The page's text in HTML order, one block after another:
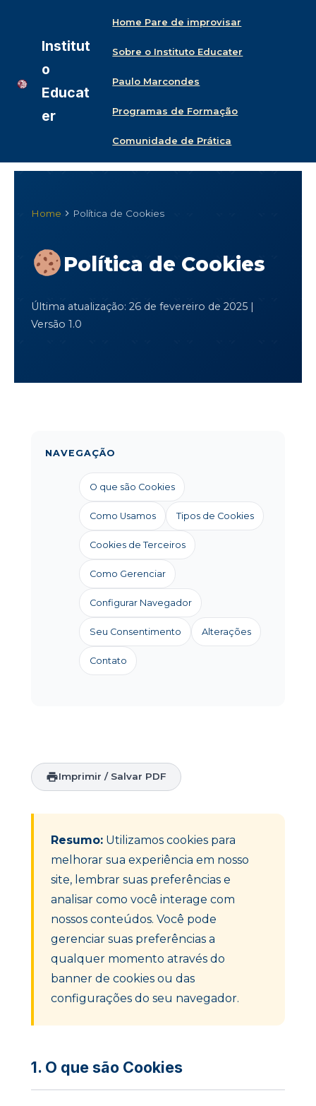
Institut
o
Educat
er
Home Pare de improvisar
Sobre o Instituto Educater
Paulo Marcondes
Programas de Formação
Comunidade de Prática
Home Política de Cookies
Política de Cookies
Última atualização: 26 de fevereiro de 2025 |
Versão 1.0
NAVEGAÇÃO
O que são Cookies
Como Usamos Tipos de Cookies
Cookies de Terceiros
Como Gerenciar
Configurar Navegador
Seu Consentimento Alterações
Contato
Imprimir / Salvar PDF
Resumo: Utilizamos cookies para
melhorar sua experiência em nosso
site, lembrar suas preferências e
analisar como você interage com
nossos conteúdos. Você pode
gerenciar suas preferências a
qualquer momento através do
banner de cookies ou das
configurações do seu navegador.
1. O que são Cookies